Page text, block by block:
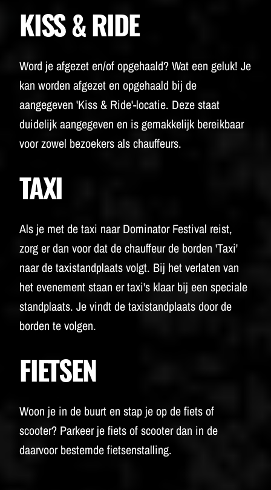
KISS & RIDE
Word je afgezet en/of opgehaald? Wat een geluk! Je
kan worden afgezet en opgehaald bij de
aangegeven 'Kiss & Ride'-locatie. Deze staat
duidelijk aangegeven en is gemakkelijk bereikbaar
voor zowel bezoekers als chauffeurs.
TAXI
Als je met de taxi naar Dominator Festival reist,
zorg er dan voor dat de chauffeur de borden 'Taxi'
naar de taxistandplaats volgt. Bij het verlaten van
het evenement staan ​​er taxi's klaar bij een speciale
standplaats. Je vindt de taxistandplaats door de
borden te volgen.
FIETSEN
Woon je in de buurt en stap je op de fiets of
scooter? Parkeer je fiets of scooter dan in de
daarvoor bestemde fietsenstalling.